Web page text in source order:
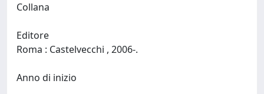
Collana
Editore
Anno di inizio